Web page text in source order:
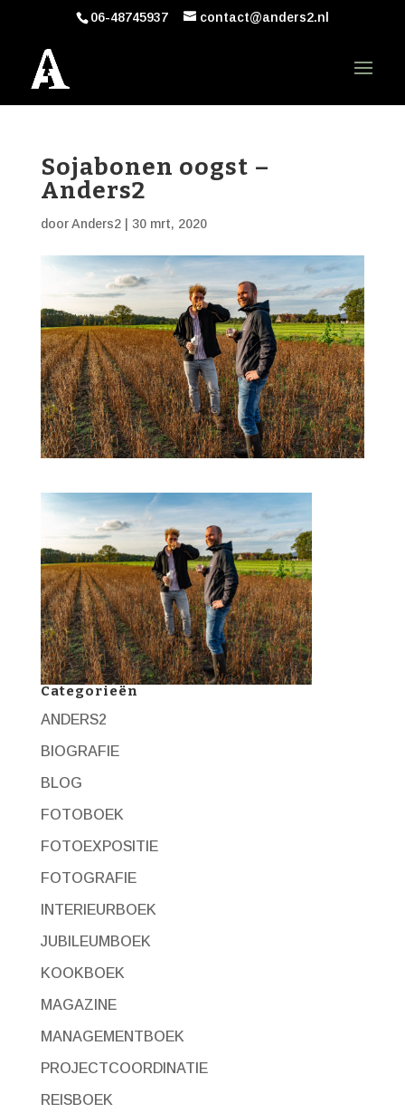
06-48745937 contact@anders2.nl
Sojabonen oogst –
Anders2
doorAnders2| 30 mrt, 2020
Categorieën
ANDERS2
BIOGRAFIE
BLOG
FOTOBOEK
FOTOEXPOSITIE
FOTOGRAFIE
INTERIEURBOEK
JUBILEUMBOEK
KOOKBOEK
MAGAZINE
MANAGEMENTBOEK
PROJECTCOORDINATIE
REISBOEK